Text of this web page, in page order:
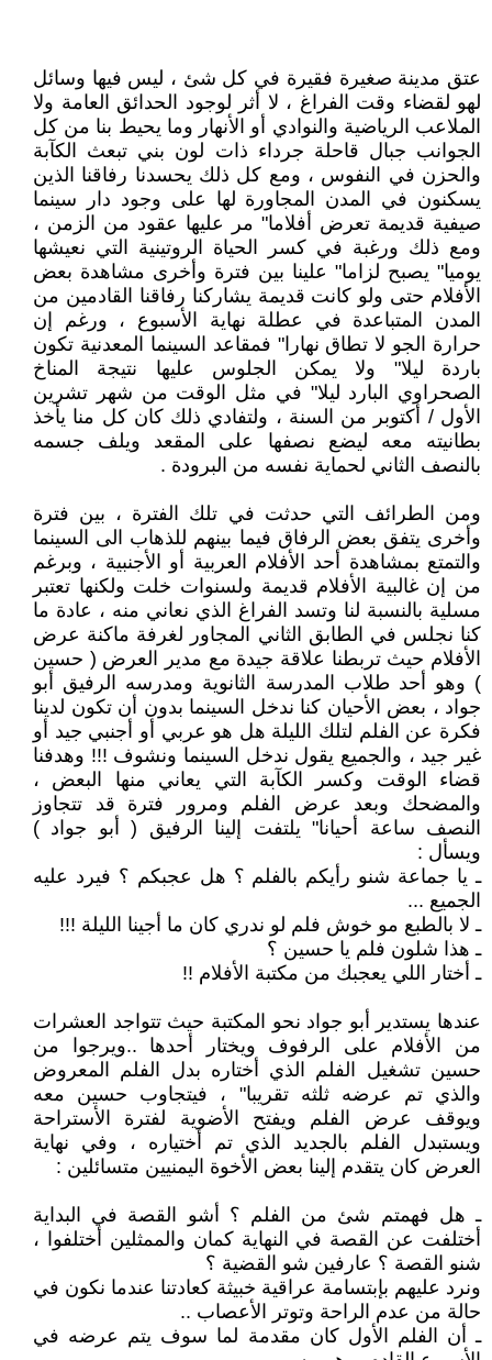
عتق مدينة صغيرة فقيرة في كل شئ ، ليس فيها وسائل
لهو لقضاء وقت الفراغ ، لا أثر لوجود الحدائق العامة ولا
الملاعب الرياضية والنوادي أو الأنهار وما يحيط بنا من كل
الجوانب جبال قاحلة جرداء ذات لون بني تبعث الكآبة
والحزن في النفوس ، ومع كل ذلك يحسدنا رفاقنا الذين
يسكنون في المدن المجاورة لها على وجود دار سينما
صيفية قديمة تعرض أفلاما" مر عليها عقود من الزمن ،
ومع ذلك ورغبة في كسر الحياة الروتينية التي نعيشها
يوميا" يصبح لزاما" علينا بين فترة وأخرى مشاهدة بعض
الأفلام حتى ولو كانت قديمة يشاركنا رفاقنا القادمين من
المدن المتباعدة في عطلة نهاية الأسبوع ، ورغم إن
حرارة الجو لا تطاق نهارا" فمقاعد السينما المعدنية تكون
باردة ليلا" ولا يمكن الجلوس عليها نتيجة المناخ
الصحراوي البارد ليلا" في مثل الوقت من شهر تشرين
الأول / أكتوبر من السنة ، ولتفادي ذلك كان كل منا يأخذ
بطانيته معه ليضع نصفها على المقعد ويلف جسمه
بالنصف الثاني لحماية نفسه من البرودة .
ومن الطرائف التي حدثت في تلك الفترة ، بين فترة
وأخرى يتفق بعض الرفاق فيما بينهم للذهاب الى السينما
والتمتع بمشاهدة أحد الأفلام العربية أو الأجنبية ، وبرغم
من إن غالبية الأفلام قديمة ولسنوات خلت ولكنها تعتبر
مسلية بالنسبة لنا وتسد الفراغ الذي نعاني منه ، عادة ما
كنا نجلس في الطابق الثاني المجاور لغرفة ماكنة عرض
الأفلام حيث تربطنا علاقة جيدة مع مدير العرض ( حسين
) وهو أحد طلاب المدرسة الثانوية ومدرسه الرفيق أبو
جواد ، بعض الأحيان كنا ندخل السينما بدون أن تكون لدينا
فكرة عن الفلم لتلك الليلة هل هو عربي أو أجنبي جيد أو
غير جيد ، والجميع يقول ندخل السينما ونشوف !!! وهدفنا
قضاء الوقت وكسر الكآبة التي يعاني منها البعض ،
والمضحك وبعد عرض الفلم ومرور فترة قد تتجاوز
النصف ساعة أحيانا" يلتفت إلينا الرفيق ( أبو جواد )
ويسأل :
ـ يا جماعة شنو رأيكم بالفلم ؟ هل عجبكم ؟ فيرد عليه
الجميع ...
ـ لا بالطبع مو خوش فلم لو ندري كان ما أجينا الليلة !!!
ـ هذا شلون فلم يا حسين ؟
ـ أختار اللي يعجبك من مكتبة الأفلام !!
عندها يستدير أبو جواد نحو المكتبة حيث تتواجد العشرات
من الأفلام على الرفوف ويختار أحدها ..ويرجوا من
حسين تشغيل الفلم الذي أختاره بدل الفلم المعروض
والذي تم عرضه ثلثه تقريبا" ، فيتجاوب حسين معه
ويوقف عرض الفلم ويفتح الأضوية لفترة الأستراحة
ويستبدل الفلم بالجديد الذي تم أختياره ، وفي نهاية
العرض كان يتقدم إلينا بعض الأخوة اليمنيين متسائلين :
ـ هل فهمتم شئ من الفلم ؟ أشو القصة في البداية
أختلفت عن القصة في النهاية كمان والممثلين أختلفوا ،
شنو القصة ؟ عارفين شو القضية ؟
ونرد عليهم بإبتسامة عراقية خبيثة كعادتنا عندما نكون في
حالة من عدم الراحة وتوتر الأعصاب ..
ـ أن الفلم الأول كان مقدمة لما سوف يتم عرضه في